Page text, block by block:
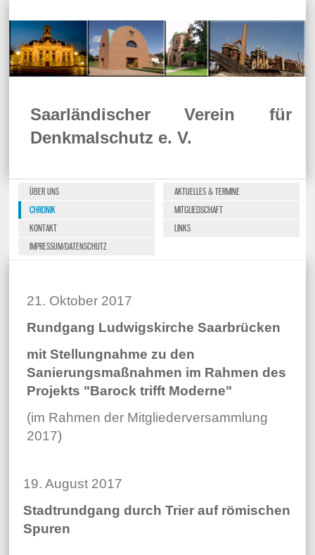
Saarländischer Verein für
Denkmalschutz e. V.
ÜBER UNS
AKTUELLES & TERMINE
CHRONIK
MITGLIEDSCHAFT
KONTAKT
LINKS
IMPRESSUM/DATENSCHUTZ
21. Oktober 2017
Rundgang Ludwigskirche Saarbrücken
mit Stellungnahme zu den
Sanierungsmaßnahmen im Rahmen des
Projekts "Barock trifft Moderne"
(im Rahmen der Mitgliederversammlung
2017)
19. August 2017
Stadtrundgang durch Trier auf römischen
Spuren